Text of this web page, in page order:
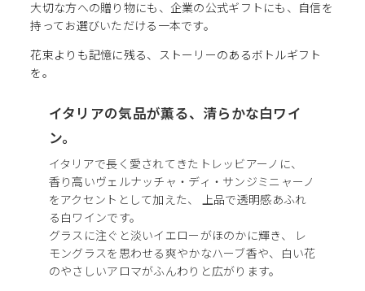
大切な方への贈り物にも、企業の公式ギフトにも、自信を
持ってお選びいただける一本です。
花束よりも記憶に残る、ストーリーのあるボトルギフト
を。
イタリアの気品が薫る、清らかな白ワイ
ン。
イタリアで長く愛されてきたトレッビアーノに、
香り高いヴェルナッチャ・ディ・サンジミニャーノ
をアクセントとして加えた、 上品で透明感あふれ
る白ワインです。
グラスに注ぐと淡いイエローがほのかに輝き、 レ
モングラスを思わせる爽やかなハーブ香や、白い花
のやさしいアロマがふんわりと広がります。